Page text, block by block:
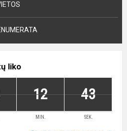
liko
12 43
MIN. SEK.